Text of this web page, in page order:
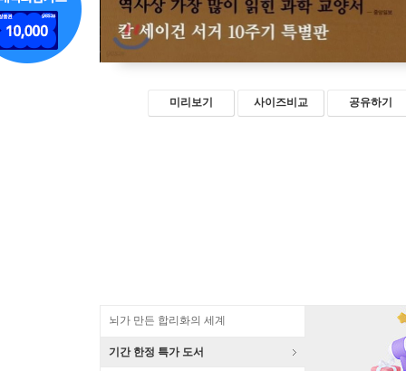
미리보기 사이즈비교 공유하기
뇌가 만든 합리화의 세계
기간 한정 특가 도서